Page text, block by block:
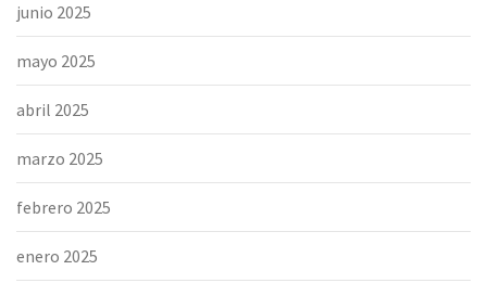
junio 2025
mayo 2025
abril 2025
marzo 2025
febrero 2025
enero 2025